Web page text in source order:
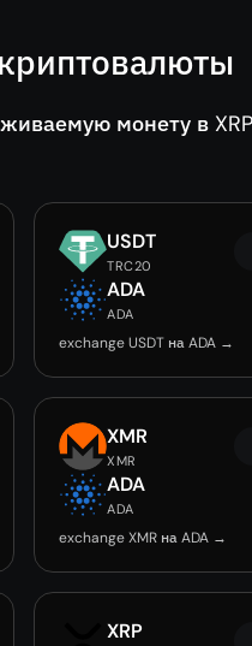
монету в
USDT
TRC20
ADA
ADA
exchange USDT на ADA →
XMR
XMR
ADA
ADA
exchange XMR на ADA →
XRP